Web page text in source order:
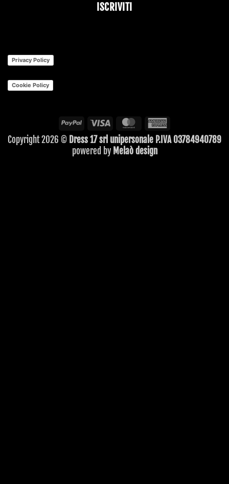
ISCRIVITI
Privacy Policy
Cookie Policy
PayPal Visa MasterCard
Express
Copyright 2026 © Dress 17 srl unipersonale P.IVA 03784940789
powered by Melaò design